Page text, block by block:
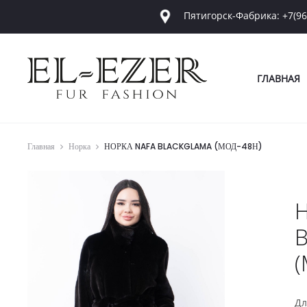
Пятигорск-Фабрика:
ГЛАВНАЯ
Главная Норка НОРКА NAFA BLACKGLAMA (МОД-48Н)